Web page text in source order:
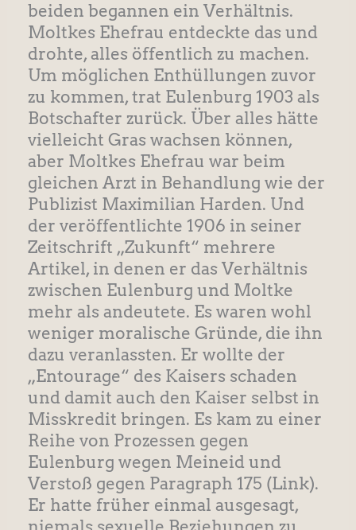
beiden begannen ein Verhältnis.
Moltkes Ehefrau entdeckte das und
drohte, alles öffentlich zu machen.
Um möglichen Enthüllungen zuvor
zu kommen, trat Eulenburg 1903 als
Botschafter zurück. Über alles hätte
vielleicht Gras wachsen können,
aber Moltkes Ehefrau war beim
gleichen Arzt in Behandlung wie der
Publizist Maximilian Harden. Und
der veröffentlichte 1906 in seiner
Zeitschrift „Zukunft“ mehrere
Artikel, in denen er das Verhältnis
zwischen Eulenburg und Moltke
mehr als andeutete. Es waren wohl
weniger moralische Gründe, die ihn
dazu veranlassten. Er wollte der
„Entourage“ des Kaisers schaden
und damit auch den Kaiser selbst in
Misskredit bringen. Es kam zu einer
Reihe von Prozessen gegen
Eulenburg wegen Meineid und
Verstoß gegen Paragraph 175 (Link).
Er hatte früher einmal ausgesagt,